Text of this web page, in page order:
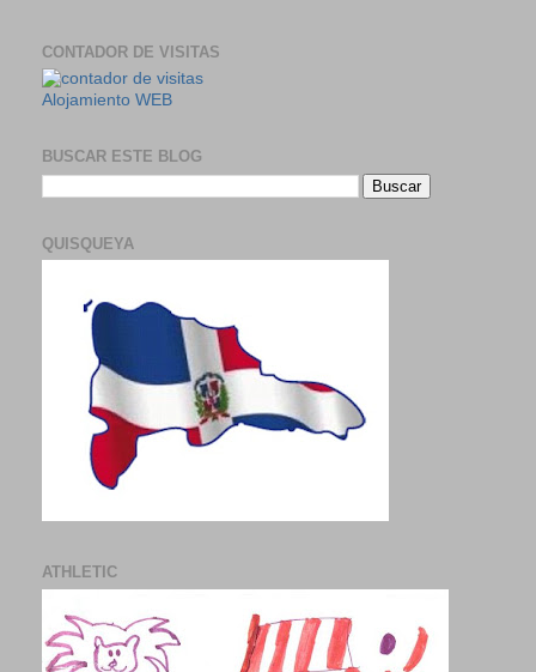
CONTADOR DE VISITAS
Alojamiento WEB
BUSCAR ESTE BLOG
QUISQUEYA
ATHLETIC